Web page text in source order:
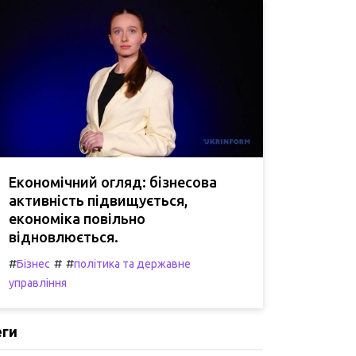
Економічний огляд: бізнесова
активність підвищується,
економіка повільно
відновлюється.
#Бізнес # #політика та державне
управління